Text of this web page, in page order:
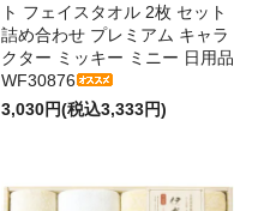
ト フェイスタオル 2枚 セット
詰め合わせ プレミアム キャラ
クター ミッキー ミニー 日用品
WF30876
3,030円(税込3,333円)